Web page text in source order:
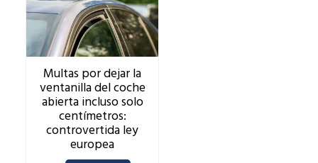
Multas por dejar la
ventanilla del coche
abierta incluso solo
centímetros:
controvertida ley
europea